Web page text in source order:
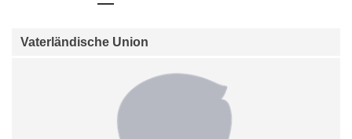
Vaterländische Union